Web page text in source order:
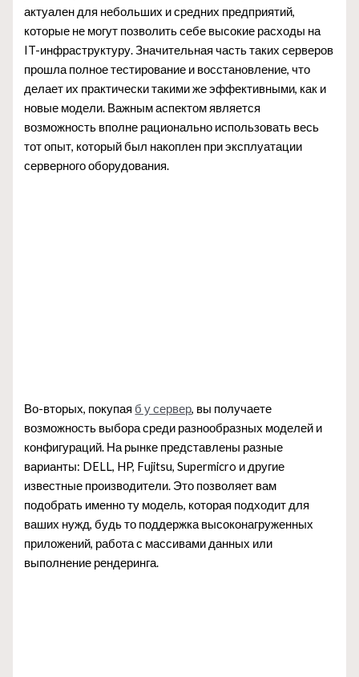
актуален для небольших и средних предприятий,
которые не могут позволить себе высокие расходы на
IT-инфраструктуру. Значительная часть таких серверов
прошла полное тестирование и восстановление, что
делает их практически такими же эффективными, как и
новые модели. Важным аспектом является
возможность вполне рационально использовать весь
тот опыт, который был накоплен при эксплуатации
серверного оборудования.
Во-вторых, покупая б у сервер, вы получаете
возможность выбора среди разнообразных моделей и
конфигураций. На рынке представлены разные
варианты: DELL, HP, Fujitsu, Supermicro и другие
известные производители. Это позволяет вам
подобрать именно ту модель, которая подходит для
ваших нужд, будь то поддержка высоконагруженных
приложений, работа с массивами данных или
выполнение рендеринга.